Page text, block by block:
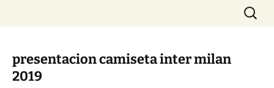
Buscar:
presentacion camiseta inter milan
2019